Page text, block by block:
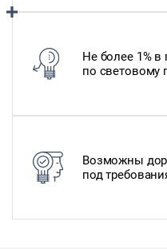
Не более 1% в
по световому
Возможны
под